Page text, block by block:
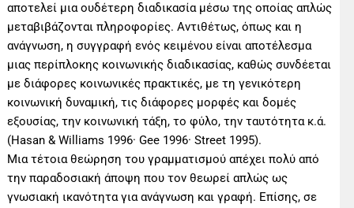
αποτελεί μια ουδέτερη διαδικασία μέσω της οποίας απλώς
μεταβιβάζονται πληροφορίες. Αντιθέτως, όπως και η
ανάγνωση, η συγγραφή ενός κειμένου είναι αποτέλεσμα
μιας περίπλοκης κοινωνικής διαδικασίας, καθώς συνδέεται
με διάφορες κοινωνικές πρακτικές, με τη γενικότερη
κοινωνική δυναμική, τις διάφορες μορφές και δομές
εξουσίας, την κοινωνική τάξη, το φύλο, την ταυτότητα κ.ά.
(Hasan & Williams 1996· Gee 1996· Street 1995).
Μια τέτοια θεώρηση του γραμματισμού απέχει πολύ από
την παραδοσιακή άποψη που τον θεωρεί απλώς ως
γνωσιακή ικανότητα για ανάγνωση και γραφή. Επίσης, σε